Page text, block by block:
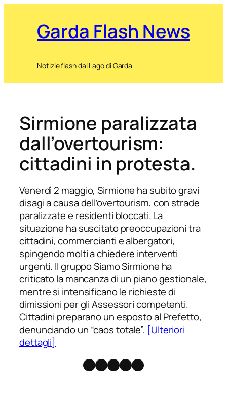
Garda Flash News
Notizie flash dal Lago di Garda
Sirmione paralizzata
dall’overtourism:
cittadini in protesta.
Venerdì 2 maggio, Sirmione ha subito gravi
disagi a causa dell’overtourism, con strade
paralizzate e residenti bloccati. La
situazione ha suscitato preoccupazioni tra
cittadini, commercianti e albergatori,
spingendo molti a chiedere interventi
urgenti. Il gruppo Siamo Sirmione ha
criticato la mancanza di un piano gestionale,
mentre si intensificano le richieste di
dimissioni per gli Assessori competenti.
Cittadini preparano un esposto al Prefetto,
denunciando un “caos totale”. [Ulteriori
dettagli]
Facebook
Instagram
X Threads
Telegram